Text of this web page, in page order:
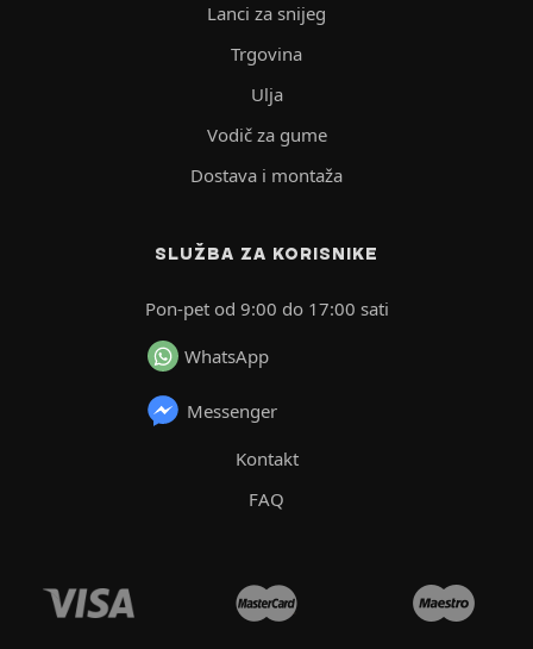
Lanci za snijeg
Trgovina
Ulja
Vodič za gume
Dostava i montaža
SLUŽBA ZA KORISNIKE
Pon-pet od 9:00 do 17:00 sati
WhatsApp
Messenger
Kontakt
FAQ